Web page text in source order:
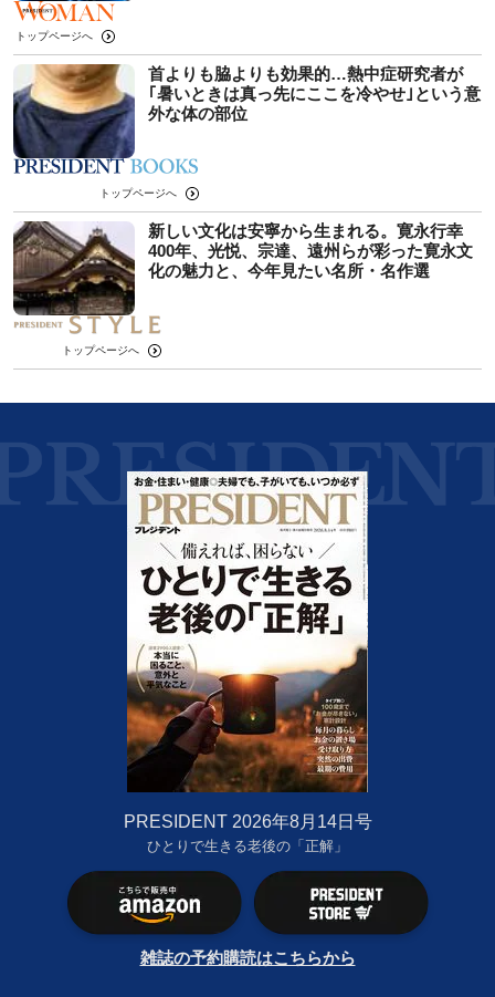
トップページへ
首よりも脇よりも効果的…熱中症研究者が
｢暑いときは真っ先にここを冷やせ｣という意
外な体の部位
トップページへ
新しい文化は安寧から生まれる。寛永行幸
400年、光悦、宗達、遠州らが彩った寛永文
化の魅力と、今年見たい名所・名作選
トップページへ
PRESIDENT 2026年8月14日号
ひとりで生きる老後の「正解」
雑誌の予約購読はこちらから